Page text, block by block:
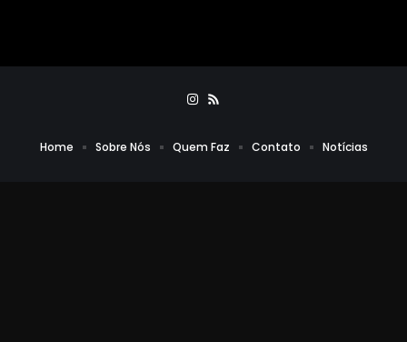
Home Sobre Nós Quem Faz Contato Notícias